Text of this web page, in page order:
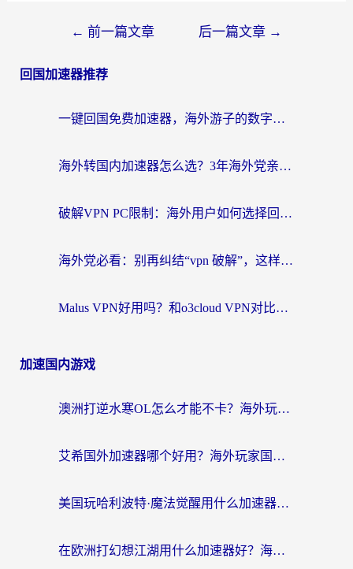
← 前一篇文章 后一篇文章 →
回国加速器推荐
一键回国免费加速器，海外游子的数字归乡路
海外转国内加速器怎么选？3年海外党亲测指南，无缝刷剧玩游戏不再难
破解VPN PC限制：海外用户如何选择回国加速器实现无缝访问国内资源
海外党必看：别再纠结“vpn 破解”，这样选回国加速器才能真正无缝访问国内资源
Malus VPN好用吗？和o3cloud VPN对比哪个回国效果更好？
加速国内游戏
澳洲打逆水寒OL怎么才能不卡？海外玩家国服游戏加速终极指南（附梦幻模拟战地铁跑酷解决办法）
艾希国外加速器哪个好用？海外玩家国服游戏畅玩终极指南（附欧洲玩鸣潮街头篮球实测）
美国玩哈利波特·魔法觉醒用什么加速器？告别延迟的终极指南（含免费QQ炫舞方案+印尼妄想山海秘籍）
在欧洲打幻想江湖用什么加速器好？海外玩家国服游戏畅玩指南